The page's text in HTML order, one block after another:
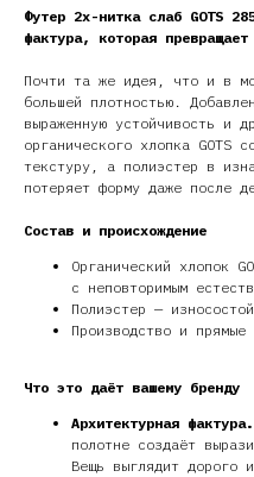
Футер 2х-нитка слаб GOTS
фактура, которая
Почти та же идея, что и в
большей плотностью.
выраженную устойчивость и
органического хлопка GOTS
текстуру, а полиэстер в
потеряет форму даже после
Состав и происхождение
Органический хлопок
с неповторимым
Полиэстер —
Производство и
Что это даёт вашему бренду
Архитектурная фактура.
полотне создаёт
Вещь выглядит дорого